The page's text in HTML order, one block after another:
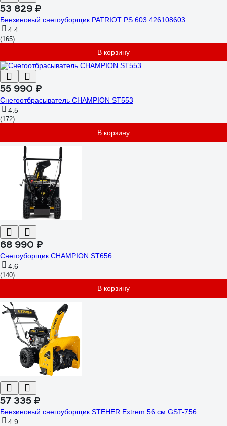
53 829 ₽
Бензиновый снегоуборщик PATRIOT PS 603 426108603
4.4
(165)
В корзину
55 990 ₽
Снегоотбрасыватель CHAMPION ST553
4.5
(172)
В корзину
68 990 ₽
Снегоуборщик CHAMPION ST656
4.6
(140)
В корзину
57 335 ₽
Бензиновый снегоуборщик STEHER Extrem 56 см GST-756
4.9